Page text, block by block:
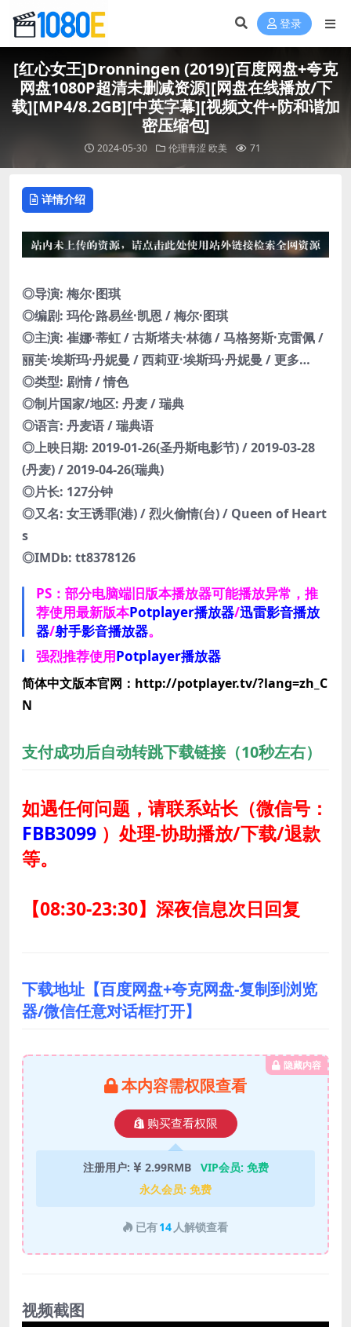
登录
[红心女王]Dronningen (2019)[百度网盘+夸克
网盘1080P超清未删减资源][网盘在线播放/下
载][MP4/8.2GB][中英字幕][视频文件+防和谐加
密压缩包]
2024-05-30 伦理青涩 欧美 71
详情介绍
◎导演: 梅尔·图琪
◎编剧: 玛伦·路易丝·凯恩 / 梅尔·图琪
◎主演: 崔娜·蒂虹 / 古斯塔夫·林德 / 马格努斯·克雷佩 /
丽芙·埃斯玛·丹妮曼 / 西莉亚·埃斯玛·丹妮曼 / 更多…
◎类型: 剧情 / 情色
◎制片国家/地区: 丹麦 / 瑞典
◎语言: 丹麦语 / 瑞典语
◎上映日期: 2019-01-26(圣丹斯电影节) / 2019-03-28
(丹麦) / 2019-04-26(瑞典)
◎片长: 127分钟
◎又名: 女王诱罪(港) / 烈火偷情(台) / Queen of Heart
s
◎IMDb: tt8378126
PS：部分电脑端旧版本播放器可能播放异常，推
荐使用最新版本Potplayer播放器/迅雷影音播放
器/射手影音播放器。
强烈推荐使用Potplayer播放器
简体中文版本官网：http://potplayer.tv/?lang=zh_C
N
支付成功后自动转跳下载链接（10秒左右）
如遇任何问题，请联系站长（微信号：
FBB3099 ） 处理-协助播放/下载/退款
等。
【08:30-23:30】深夜信息次日回复
下载地址【百度网盘+夸克网盘-复制到浏览
器/微信任意对话框打开】
隐藏内容
本内容需权限查看
购买查看权限
注册用户: 2.99RMB VIP会员: 免费
永久会员: 免费
已有14 人解锁查看
视频截图